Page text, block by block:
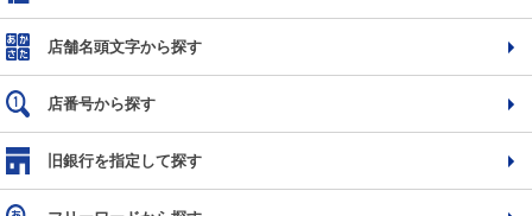
店舗名頭文字から探す
店番号から探す
旧銀行を指定して探す